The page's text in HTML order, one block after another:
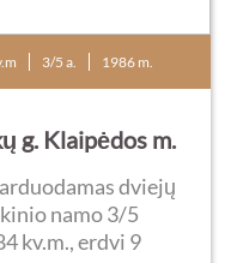
3/5 a. 1986 m.
g. Klaipėdos m.
dviejų
namo 3/5
kv.m., erdvi 9